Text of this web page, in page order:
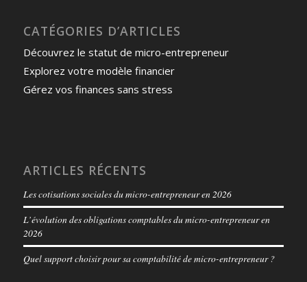
CATÉGORIES D’ARTICLES
Découvrez le statut de micro-entrepreneur
Explorez votre modèle financier
Gérez vos finances sans stress
ARTICLES RÉCENTS
Les cotisations sociales du micro-entrepreneur en 2026
L’évolution des obligations comptables du micro-entrepreneur en
2026
Quel support choisir pour sa comptabilité de micro-entrepreneur ?